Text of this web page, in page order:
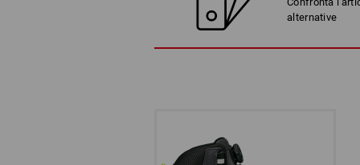
alternative